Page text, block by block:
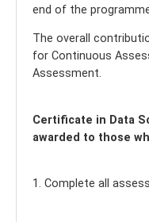
end of the
The overall
for Continuous
Assessment.
Certificate in Data
awarded to those
1. Complete all